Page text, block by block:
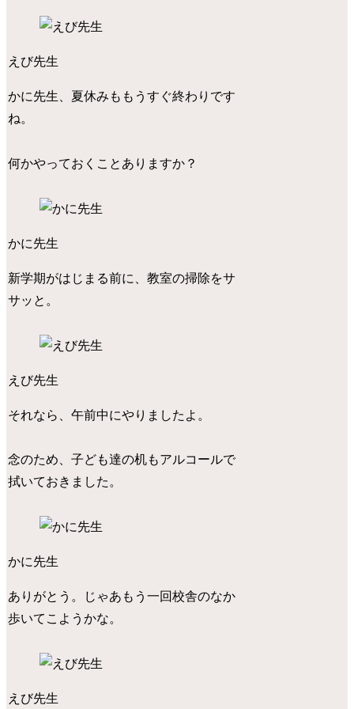
えび先生
かに先生、夏休みももうすぐ終わりです
ね。
何かやっておくことありますか？
かに先生
新学期がはじまる前に、教室の掃除をサ
サッと。
えび先生
それなら、午前中にやりましたよ。
念のため、子ども達の机もアルコールで
拭いておきました。
かに先生
ありがとう。じゃあもう一回校舎のなか
歩いてこようかな。
えび先生